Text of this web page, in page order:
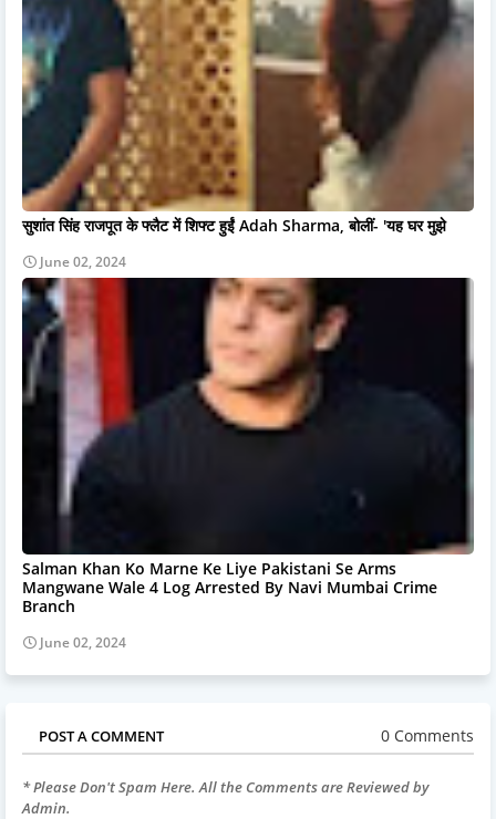
सुशांत सिंह राजपूत के फ्लैट में शिफ्ट हुईं Adah Sharma, बोलीं- 'यह घर मुझे
June 02, 2024
Salman Khan Ko Marne Ke Liye Pakistani Se Arms
Mangwane Wale 4 Log Arrested By Navi Mumbai Crime
Branch
June 02, 2024
POST A COMMENT 0 Comments
* Please Don't Spam Here. All the Comments are Reviewed by
Admin.